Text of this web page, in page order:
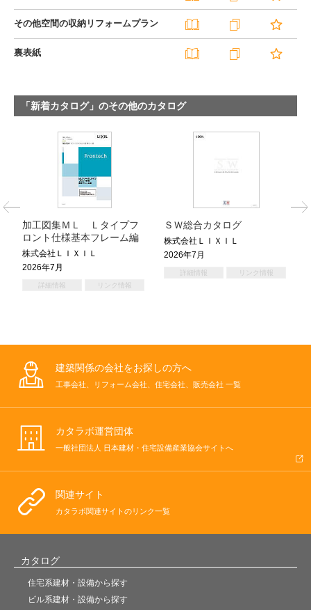
その他空間の収納リフォームプラン
裏表紙
「新着カタログ」のその他のカタログ
加工図集ＭＬ Ｌタイプフ
ロント仕様基本フレーム編
株式会社ＬＩＸＩＬ
2026年7月
詳細情報 リンク情報
ＳＷ総合カタログ
株式会社ＬＩＸＩＬ
2026年7月
詳細情報 リンク情報
建築関係の会社をお探しの方へ
工事会社、リフォーム会社、住宅会社、販売会社 一覧
カタラボ運営団体
一般社団法人 日本建材・住宅設備産業協会サイトへ
関連サイト
カタラボ関連サイトのリンク一覧
カタログ
住宅系建材・設備から探す
ビル系建材・設備から探す